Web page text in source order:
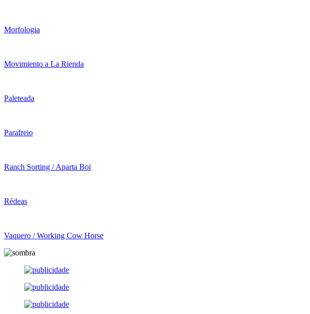
Morfologia
Movimiento a La Rienda
Paleteada
Parafreio
Ranch Sorting / Aparta Boi
Rédeas
Vaquero / Working Cow Horse